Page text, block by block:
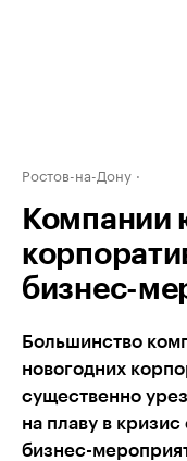
Ростов-на-Дону
Компании
бизнес-
Большинство
новогодних
существенно
на плаву в
бизнес-